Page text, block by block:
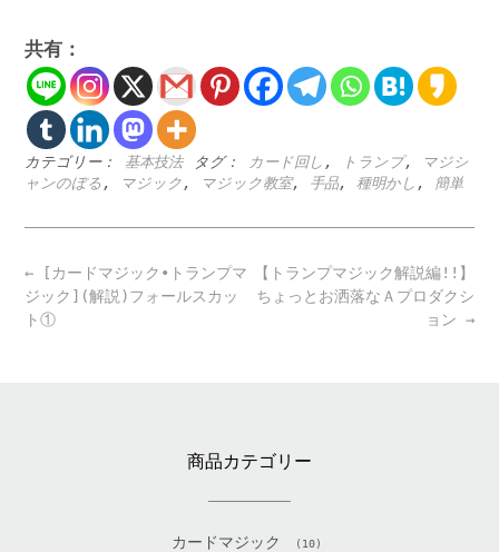
共有：
カテゴリー： 基本技法 タグ： カード回し , トランプ,
マジシ
ャンのぼる , マジック , マジック教室, 手品, 種明かし , 簡単
Post
navigation
【トランプマジック解説編!!】
ちょっとお洒落なＡプロダクシ
ョン →
← [カードマジック•トランプマ
ジック](解説)フォールスカッ
ト①
商品カテゴリー
カードマジック (10)